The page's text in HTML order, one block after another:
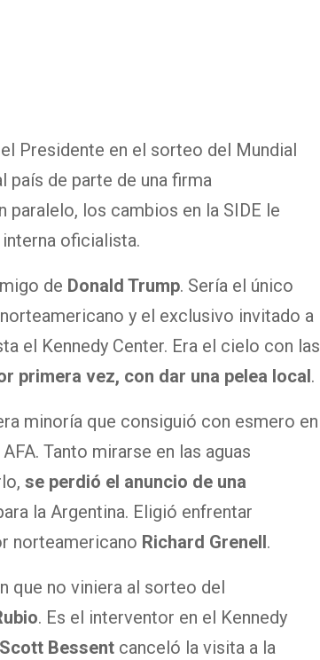
Presidente en el sorteo del Mundial
país de parte de una firma
los cambios en la SIDE le
oficialista.
de Donald Trump. Sería el único
y el exclusivo invitado a
el Kennedy Center. Era el cielo con las
primera vez, con dar una pelea local.
minoría que consiguió con esmero en
Tanto mirarse en las aguas
se perdió el anuncio de una
la Argentina. Eligió enfrentar
norteamericano Richard Grenell.
que no viniera al sorteo del
. Es el interventor en el Kennedy
Scott Bessent canceló la visita a la